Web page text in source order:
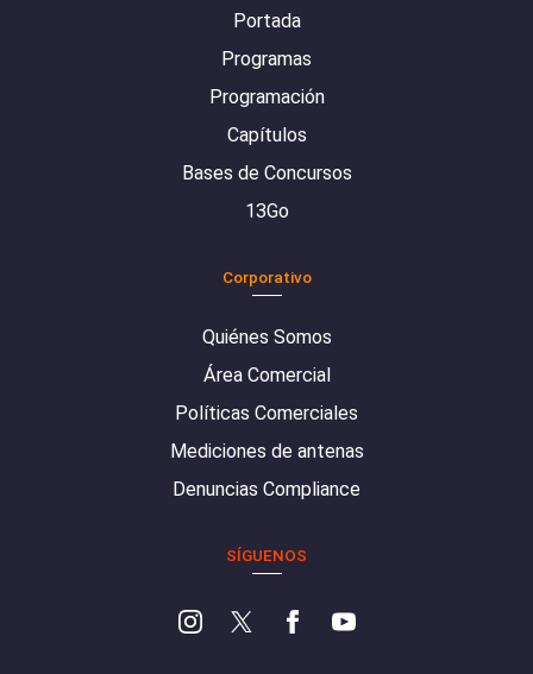
Portada
Programas
Programación
Capítulos
Bases de Concursos
13Go
Corporativo
Quiénes Somos
Área Comercial
Políticas Comerciales
Mediciones de antenas
Denuncias Compliance
SÍGUENOS